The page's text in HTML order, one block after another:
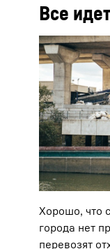
Все
Хорошо, что
города нет
перевозят